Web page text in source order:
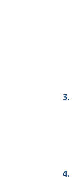
3.
4.